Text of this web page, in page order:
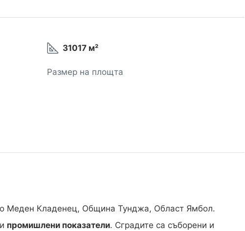
31017 м²
Размер на площта
Меден Кладенец, Община Тунджа, Област Ямбол.
промишлени показатели. Сградите са съборени и